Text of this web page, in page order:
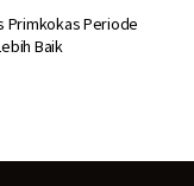
Primkokas Periode
Baik